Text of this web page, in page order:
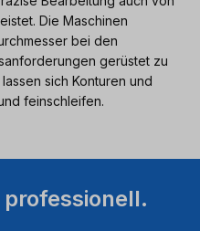
Die Maschinen
bei den
gerüstet zu
sich Konturen und
feinschleifen.